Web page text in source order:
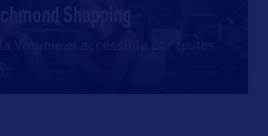
Shopping
la Virginie et accessible par toutes